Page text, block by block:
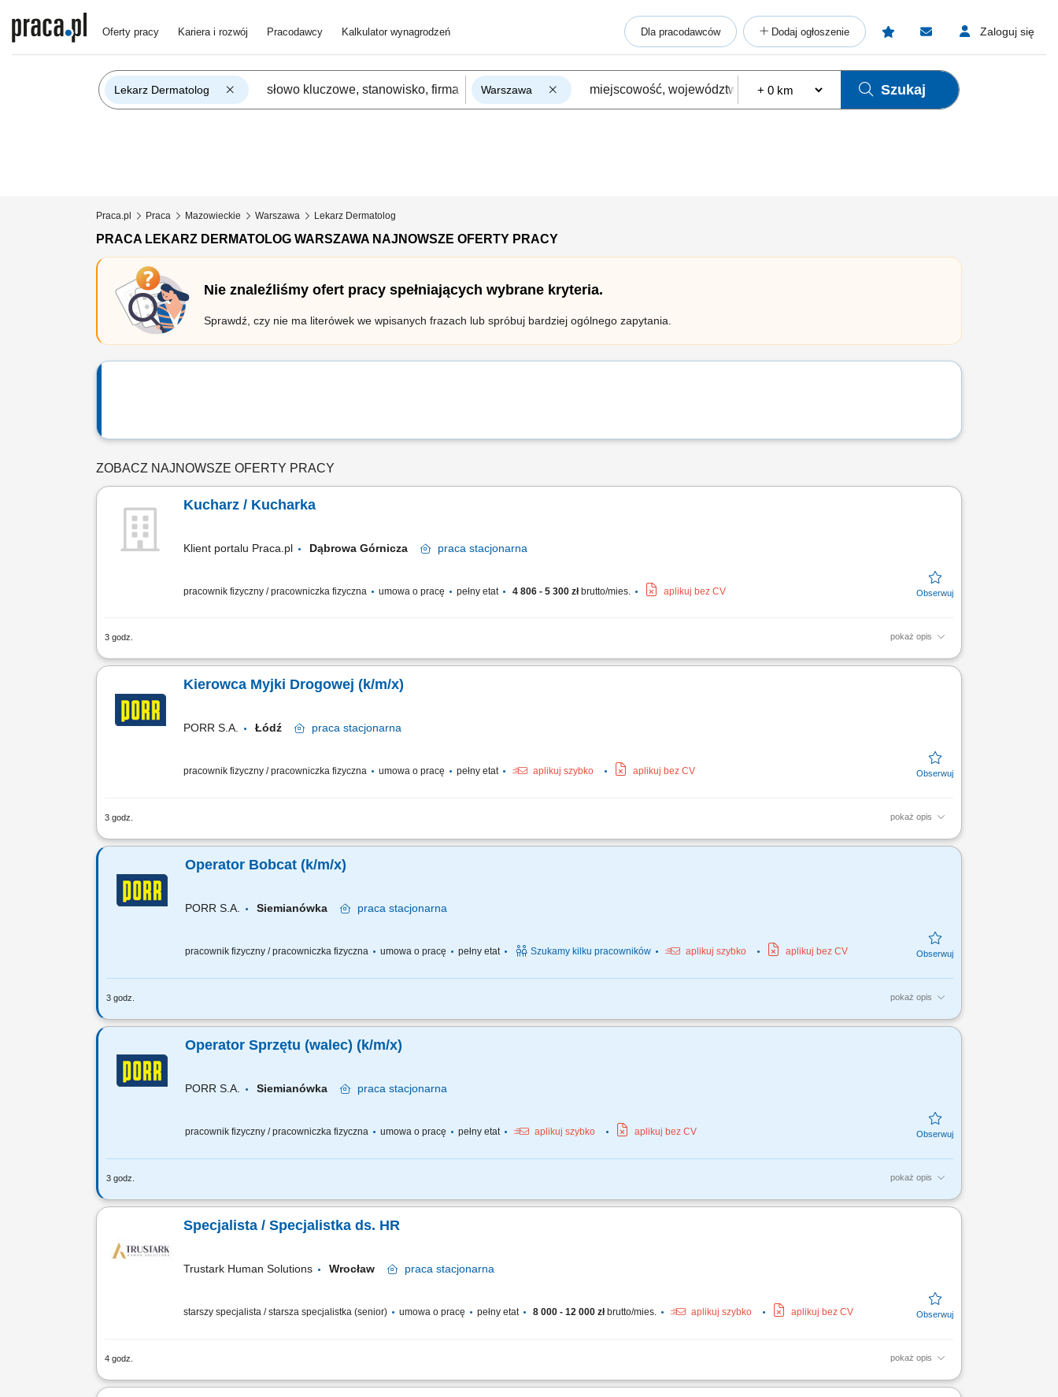
Oferty pracy Kariera i rozwój Pracodawcy Kalkulator wynagrodzeń Dla pracodawców Dodaj ogłoszenie Zaloguj się
Lekarz Dermatolog Warszawa Szukaj
Praca.pl Praca Mazowieckie Warszawa Lekarz Dermatolog
PRACA LEKARZ DERMATOLOG WARSZAWA NAJNOWSZE OFERTY PRACY
Nie znaleźliśmy ofert pracy spełniających wybrane kryteria.
Sprawdź, czy nie ma literówek we wpisanych frazach lub spróbuj bardziej ogólnego zapytania.
ZOBACZ NAJNOWSZE OFERTY PRACY
Kucharz / Kucharka
Klient portalu Praca.pl Dąbrowa Górnicza praca stacjonarna
pracownik fizyczny / pracowniczka fizyczna umowa o pracę pełny etat 4 806 - 5 300 złbrutto/mies. aplikuj bez CV
3 godz. pokaż opis
Sprawne przyrządzanie dań w oparciu o ustalone receptury oraz wewnętrzne wytyczne jakościowe lokalu. Systematyczne monitorowanie i nadzorowanie właściwych
Kierowca Myjki Drogowej (k/m/x)
PORR S.A. Łódź praca stacjonarna
pracownik fizyczny / pracowniczka fizyczna umowa o pracę pełny etat aplikuj szybko aplikuj bez CV
3 godz. pokaż opis
Zadania: Prowadzenie pojazdu myjącego zgodnie z przepisami ruchu drogowego; model pojazdu: Zamiatarka Kobit K8 na podwoziu Volvo FH420. Obsługa systemu
Operator Bobcat (k/m/x)
PORR S.A. Siemianówka praca stacjonarna
pracownik fizyczny / pracowniczka fizyczna umowa o pracę pełny etat Szukamy kilku pracowników aplikuj szybko aplikuj bez CV
3 godz. pokaż opis
Twoje zadanie: Prace przy wykonywaniu robót drogowych. Dbanie o powierzony sprzęt. Rozładunki palet z materiałami. Obsługa wielozadaniowego nośnika osprzętu.
Operator Sprzętu (walec) (k/m/x)
PORR S.A. Siemianówka praca stacjonarna
pracownik fizyczny / pracowniczka fizyczna umowa o pracę pełny etat aplikuj szybko aplikuj bez CV
3 godz. pokaż opis
Twoje zadanie: Prace walcowe przy wykonywaniu robót drogowych w zakresie nawierzchni warstw bitumicznych, konstrukcyjnych. Dbanie o powierzony sprzęt i
Specjalista / Specjalistka ds. HR
Trustark Human Solutions Wrocław praca stacjonarna
starszy specjalista / starsza specjalistka (senior) umowa o pracę pełny etat 8 000 - 12 000 złbrutto/mies. aplikuj szybko aplikuj bez CV
4 godz. pokaż opis
Prowadzenie kompleksowej obsługi teczek osobowych pracowników oraz kontrahentów z nastawieniem na stałą zgodność z przepisami prawa. Samodzielne